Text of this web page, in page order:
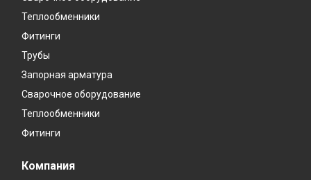
Теплообменники
Фитинги
Трубы
Запорная арматура
Сварочное оборудование
Теплообменники
Фитинги
Компания